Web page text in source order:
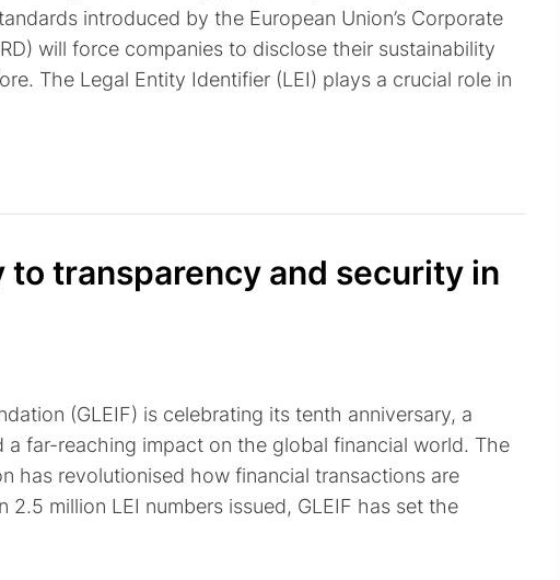
introduced by the European Union’s Corporate
will force companies to disclose their sustainability
The Legal Entity Identifier (LEI) plays a crucial role in
to transparency and security in
(GLEIF) is celebrating its tenth anniversary, a
a far-reaching impact on the global financial world. The
has revolutionised how financial transactions are
million LEI numbers issued, GLEIF has set the